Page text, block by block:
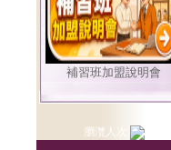
補習班加盟說明會
瀏灠人次: